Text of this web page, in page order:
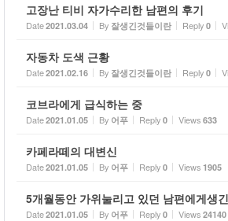
고장난 티비 자가수리한 남편의 후기
Date2021.03.04 By 잘생긴것들이란 Reply 0
자동차 도색 근황
Date2021.02.16 By 잘생긴것들이란 Reply 0
코브라에게 급식하는 중
Date2021.01.05 By 어푸 Reply 0 Views 633
카페라떼의 대변신
Date2021.01.05 By 어푸 Reply 0 Views 1905
5개월동안 가위눌리고 있던 남편에게생
Date2021.01.05 By 어푸 Reply 0 Views 24140